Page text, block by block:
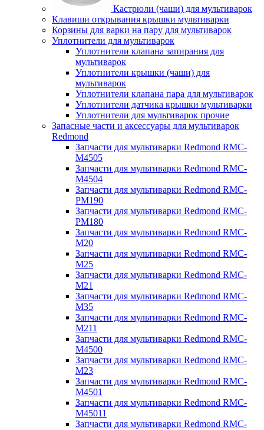
Кастрюли (чаши) для мультиварок
Клавиши открывания крышки мультиварки
Корзины для варки на пару для мультиварок
Уплотнители для мультиварок
Уплотнители клапана запирания для
мультиварок
Уплотнители крышки (чаши) для
мультиварок
Уплотнители клапана пара для мультиварок
Уплотнители датчика крышки мультиварки
Уплотнители для мультиварок прочие
Запасные части и аксессуары для мультиварок
Redmond
Запчасти для мультиварки Redmond RMC-
M4505
Запчасти для мультиварки Redmond RMC-
M4504
Запчасти для мультиварки Redmond RMC-
PM190
Запчасти для мультиварки Redmond RMC-
PM180
Запчасти для мультиварки Redmond RMC-
M20
Запчасти для мультиварки Redmond RMC-
M25
Запчасти для мультиварки Redmond RMC-
M21
Запчасти для мультиварки Redmond RMC-
M35
Запчасти для мультиварки Redmond RMC-
M211
Запчасти для мультиварки Redmond RMC-
M4500
Запчасти для мультиварки Redmond RMC-
M23
Запчасти для мультиварки Redmond RMC-
M4501
Запчасти для мультиварки Redmond RMC-
M45011
Запчасти для мультиварки Redmond RMC-